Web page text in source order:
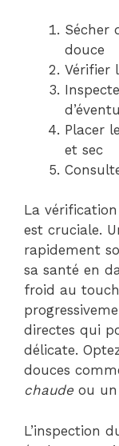
Sécher
douce
Vérifier
Placer
et sec
La
est cruciale.
rapidement
sa santé en
froid au
directes qui
délicate.
douces
chaude ou un
L’inspection